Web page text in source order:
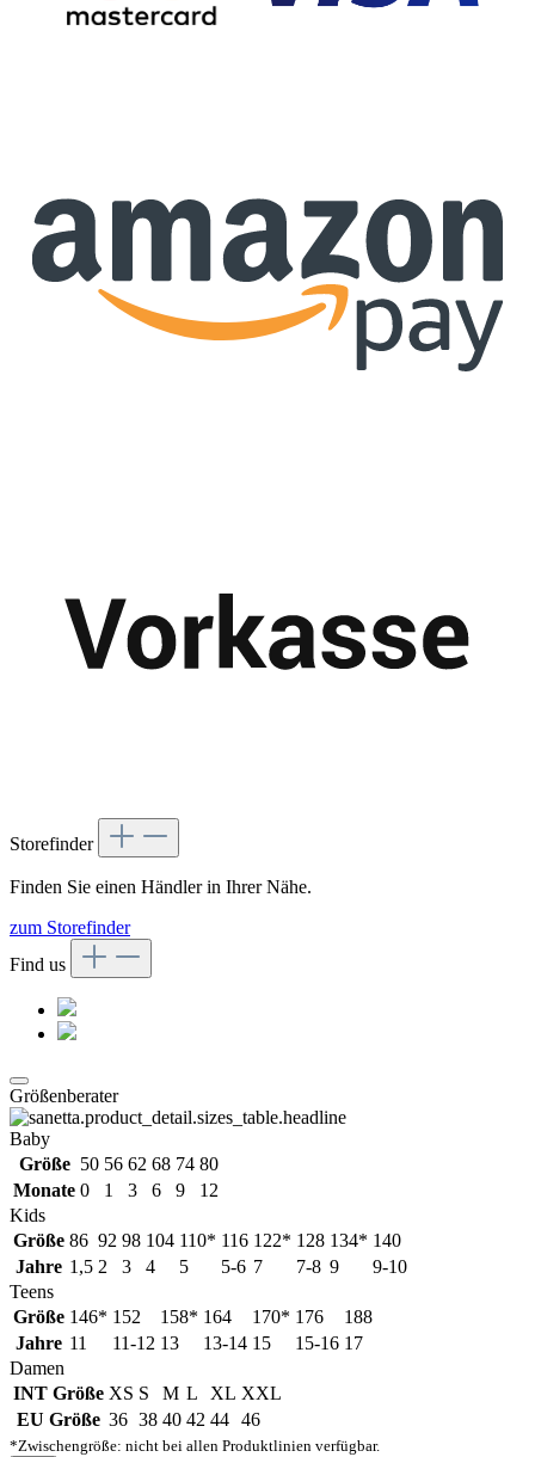
Storefinder
Finden Sie einen Händler in Ihrer Nähe.
zum Storefinder
Find us
Größenberater
Baby
Größe 50 56 62 68 74 80
Monate 0 1 3 6 9
12
Kids
Größe 86 92 98 104 110* 116 122* 128 134* 140
Jahre 1,5 2 3 4 5 5-6 7 7-8 9
9-10
Teens
Größe 146* 152 158* 164 170* 176
188
Jahre 11 11-12 13 13-14 15 15-16 17
Damen
INT Größe XS S M L XL XXL
EU Größe 36 38 40 42 44 46
*Zwischengröße: nicht bei allen Produktlinien verfügbar.